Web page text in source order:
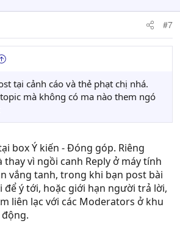
#7
tại cảnh cáo và thẻ phạt chị nhá.
mà không có ma nào them ngó
box Ý kiến - Đóng góp. Riêng
vì ngồi canh Reply ở máy tính
vắng tanh, trong khi bạn post bài
để ý tới, hoặc giới hạn người trả lời,
liên lạc với các Moderators ở khu